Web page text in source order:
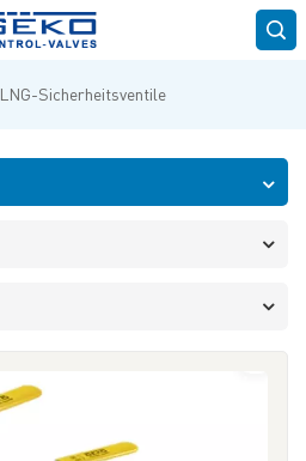
LNG-Sicherheitsventile